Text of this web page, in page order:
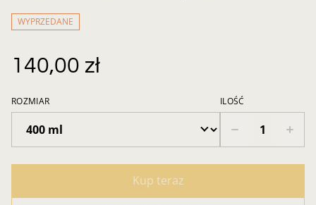
WYPRZEDANE
140,00 zł
ROZMIAR ILOŚĆ
Kup teraz